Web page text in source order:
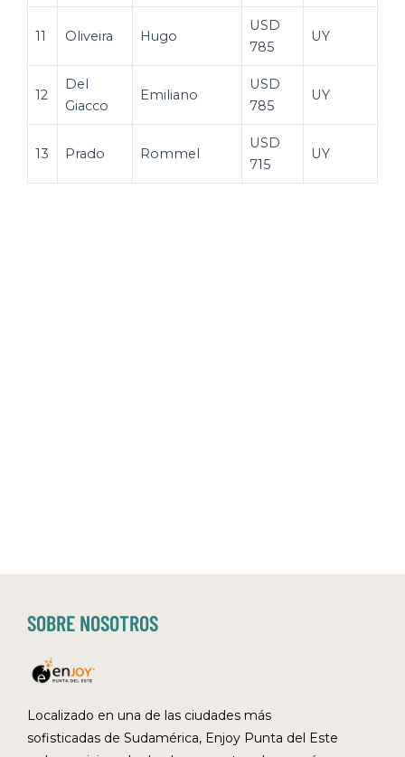
11 Oliveira Hugo
USD
785
UY
12
Del
Giacco
Emiliano
USD
785
UY
13 Prado Rommel
USD
715
UY
SOBRE NOSOTROS
Localizado en una de las ciudades más
sofisticadas de Sudamérica, Enjoy Punta del Este